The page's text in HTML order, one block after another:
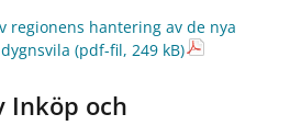
regionens hantering av de nya
(pdf-fil, 249 kB)
Inköp och